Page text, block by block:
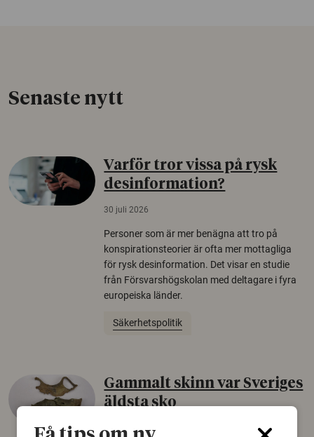
Senaste nytt
Varför tror vissa på rysk
desinformation?
30 juli 2026
Personer som är mer benägna att tro på
konspirationsteorier är ofta mer mottagliga
för rysk desinformation. Det visar en studie
från Försvarshögskolan med deltagare i fyra
europeiska länder.
Säkerhetspolitik
Gammalt skinn var Sveriges
äldsta sko